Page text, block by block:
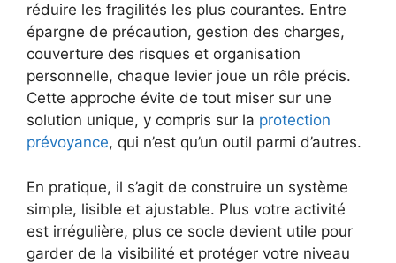
réduire les fragilités les plus courantes. Entre
épargne de précaution, gestion des charges,
couverture des risques et organisation
personnelle, chaque levier joue un rôle précis.
Cette approche évite de tout miser sur une
solution unique, y compris sur la protection
prévoyance, qui n’est qu’un outil parmi d’autres.
En pratique, il s’agit de construire un système
simple, lisible et ajustable. Plus votre activité
est irrégulière, plus ce socle devient utile pour
garder de la visibilité et protéger votre niveau